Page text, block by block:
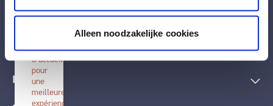
Alleen noodzakelijke cookies
Techniques décoratives
Inspiration
application
écran
d'accueil
pour
une
meilleure
expérience.